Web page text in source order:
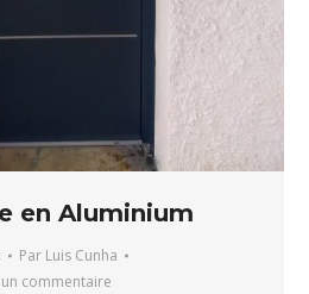
en Aluminium
Par Luis Cunha
commentaire